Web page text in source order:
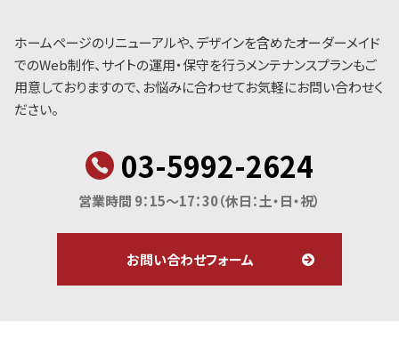
ホームページのリニューアルや、デザインを含めたオーダーメイド
でのWeb制作、サイトの運用・保守を行うメンテナンスプランもご
用意しておりますので、お悩みに合わせてお気軽にお問い合わせく
ださい。
03-5992-2624
営業時間 9：15～17：30（休日：土・日・祝）
お問い合わせフォーム